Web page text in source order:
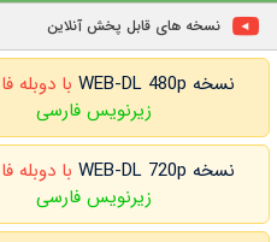
نسخه های قابل پخش آنلاین
نسخه WEB-DL 480p با دوبله
زیرنویس فارسی
نسخه WEB-DL 720p با دوبله
زیرنویس فارسی